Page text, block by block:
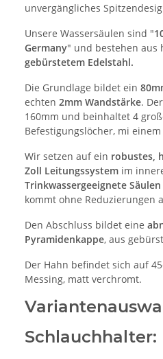
unvergängliches
Unsere Wassersäulen sind "
Germany" und bestehen aus
gebürstetem Edelstahl.
Die Grundlage bildet ein
echten 2mm Wandstärke.
160mm und beinhaltet 4
Befestigungslöcher, mi
Wir setzen auf ein robustes,
Zoll Leitungssystem im
Trinkwassergeeignete Säulen
kommt ohne Reduzierungen
Den Abschluss bildet eine
Pyramidenkappe, aus
Der Hahn befindet sich auf
Messing, matt verchromt.
Schlauchhalter: